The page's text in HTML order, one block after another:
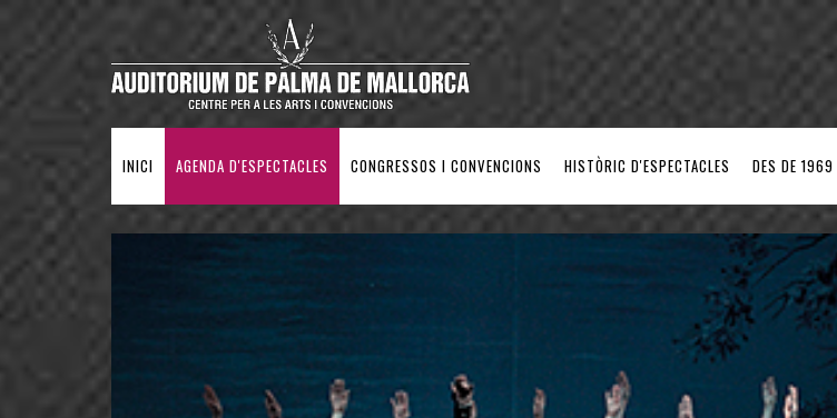
INICI AGENDA D'ESPECTACLES CONGRESSOS I CONVENCIONS HISTÒRIC D'ESPECTACLES DES DE 1969